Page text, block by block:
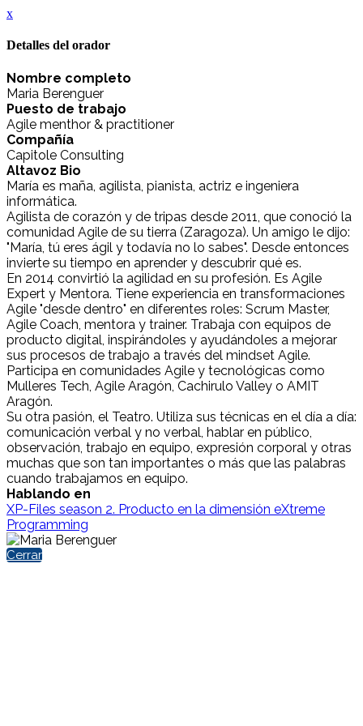
x
Detalles del orador
Nombre completo
Maria Berenguer
Puesto de trabajo
Agile menthor & practitioner
Compañía
Capitole Consulting
Altavoz Bio
María es maña, agilista, pianista, actriz e ingeniera
informática.
Agilista de corazón y de tripas desde 2011, que conoció la
comunidad Agile de su tierra (Zaragoza). Un amigo le dijo:
"María, tú eres ágil y todavía no lo sabes". Desde entonces
invierte su tiempo en aprender y descubrir qué es.
En 2014 convirtió la agilidad en su profesión. Es Agile
Expert y Mentora. Tiene experiencia en transformaciones
Agile "desde dentro" en diferentes roles: Scrum Master,
Agile Coach, mentora y trainer. Trabaja con equipos de
producto digital, inspirándoles y ayudándoles a mejorar
sus procesos de trabajo a través del mindset Agile.
Participa en comunidades Agile y tecnológicas como
Mulleres Tech, Agile Aragón, Cachirulo Valley o AMIT
Aragón.
Su otra pasión, el Teatro. Utiliza sus técnicas en el día a día:
comunicación verbal y no verbal, hablar en público,
observación, trabajo en equipo, expresión corporal y otras
muchas que son tan importantes o más que las palabras
cuando trabajamos en equipo.
Hablando en
XP-Files season 2. Producto en la dimensión eXtreme
Programming
Cerrar